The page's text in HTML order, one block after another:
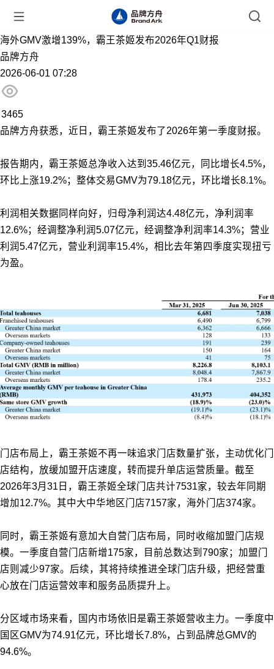
海外GMV激增139%，霸王茶姬发布2026年Q1财报
品牌方舟
2026-06-01 07:28
3465
品牌方舟获悉，近日，霸王茶姬发布了2026年第一季度财报。
报告期内，霸王茶姬总净收入达到35.46亿元，同比增长4.5%，
环比上涨19.2%；整体交易GMV为79.18亿元，环比增长8.1%。
利润相关数据同样向好，归母净利润达4.48亿元，净利润率
12.6%；经调整净利润5.07亿元，经调整净利润率14.3%；营业
利润5.47亿元，营业利润率15.4%，相比去年第四季度实现扭亏
为盈。
门店布局上，霸王茶姬不再一味追求门店数量扩张，主动优化门
店结构，放缓加盟开店速度，转而提升单店运营质量。截至
2026年3月31日，霸王茶姬全球门店共计7531家，较去年同期
增加12.7%。其中大中华地区门店7157家，海外门店374家。
同时，霸王茶姬有意加大自营门店布局，同时收缩加盟门店规
模。一季度自营门店新增175家，目前总数达到790家；加盟门
店则减少97家。后续，其将持续推进全球门店升级，把经营重
心放在门店运营效率和服务品质提升上。
分区域市场来看，国内市场依旧是霸王茶姬营收主力。一季度中
国区GMV为74.91亿元，环比增长7.8%，占到品牌总GMV的
94.6%。